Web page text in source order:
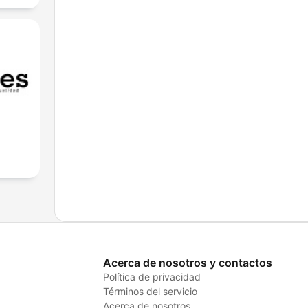
Acerca de nosotros y contactos
Política de privacidad
Términos del servicio
Acerca de nosotros